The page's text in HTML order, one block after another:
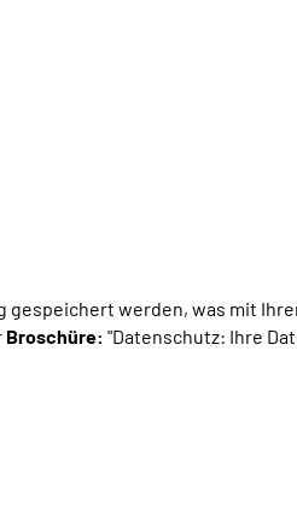
werden, was mit
Broschüre: "Datenschutz: Ihre